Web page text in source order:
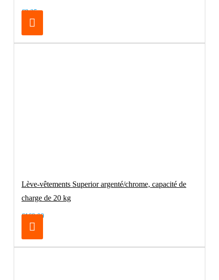
€8.25
Lève-vêtements Superior argenté/chrome, capacité de
charge de 20 kg
€169.00